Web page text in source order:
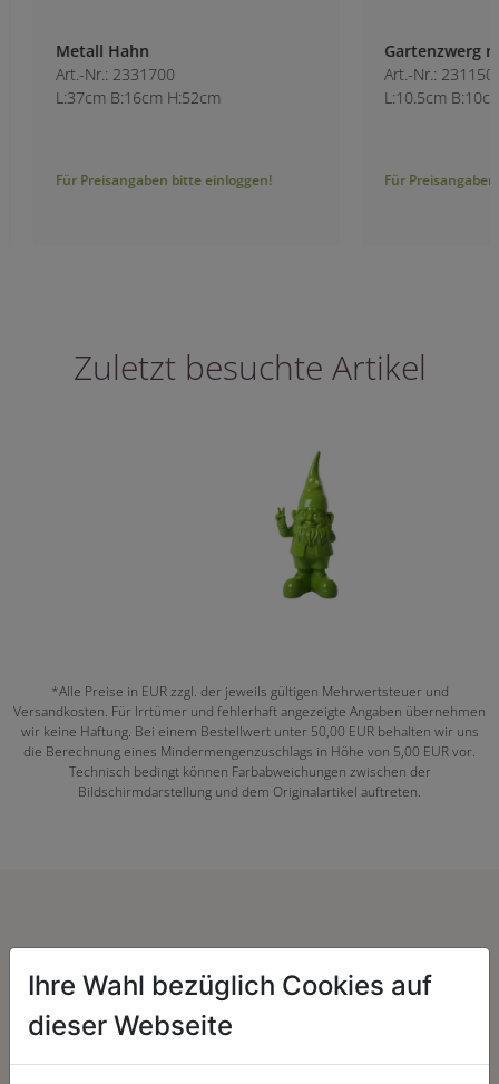
Metall Hahn
Art.-Nr.: 2331700
L:37cm B:16cm H:52cm
Für Preisangaben bitte einloggen!
Gartenzwerg
Art.-Nr.: 2311500-
L:10.5cm B:10cm
Für Preisangaben
Zuletzt besuchte Artikel
*Alle Preise in EUR zzgl. der jeweils gültigen Mehrwertsteuer und
Versandkosten. Für Irrtümer und fehlerhaft angezeigte Angaben übernehmen
wir keine Haftung. Bei einem Bestellwert unter 50,00 EUR behalten wir uns
die Berechnung eines Mindermengenzuschlags in Höhe von 5,00 EUR vor.
Technisch bedingt können Farbabweichungen zwischen der
Bildschirmdarstellung und dem Originalartikel auftreten.
Herzenssache:
Ihre Wahl bezüglich Cookies auf
dieser Webseite